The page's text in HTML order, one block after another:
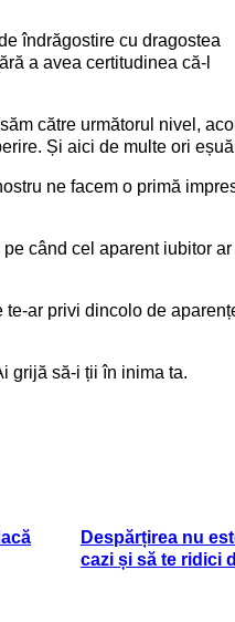
îndrăgostire cu dragostea
a avea certitudinea că-l
către următorul nivel,
Și aici de multe ori
ne facem o primă
când cel aparent iubitor ar
te-ar privi dincolo de
grijă să-i ții în inima ta.
Despărțirea nu
cazi și să te ridici